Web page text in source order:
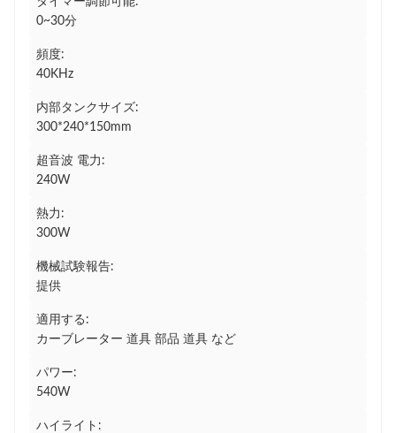
0~30分
頻度:
40KHz
内部タンクサイズ:
300*240*150mm
超音波 電力:
240W
熱力:
300W
機械試験報告:
提供
適用する:
カーブレーター 道具 部品 道具 など
パワー:
540W
ハイライト: